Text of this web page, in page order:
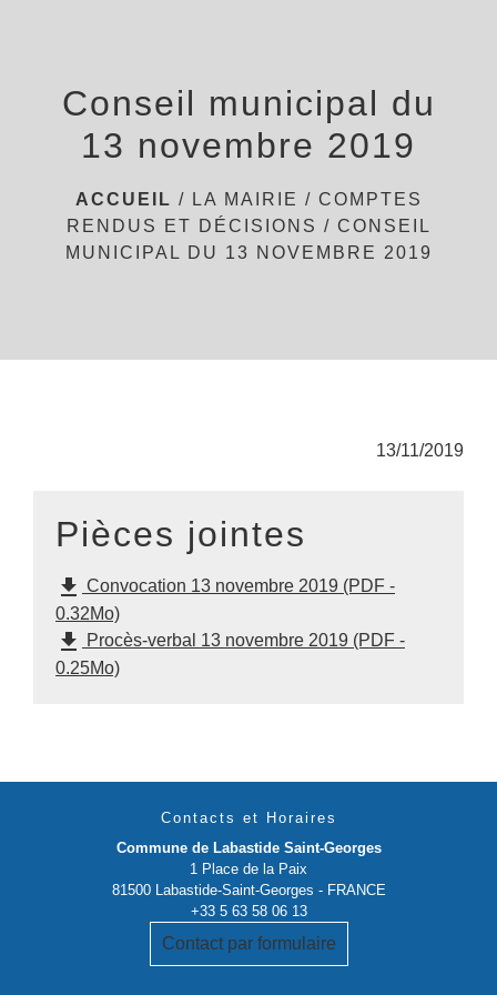
Conseil municipal du
13 novembre 2019
ACCUEIL / LA MAIRIE / COMPTES
RENDUS ET DÉCISIONS / CONSEIL
MUNICIPAL DU 13 NOVEMBRE 2019
13/11/2019
Pièces jointes
file_download Convocation 13 novembre 2019 (PDF -
0.32Mo)
file_download
Procès-verbal 13 novembre 2019 (PDF -
0.25Mo)
Contacts et Horaires
Commune de Labastide Saint-Georges
1 Place de la Paix
81500 Labastide-Saint-Georges - FRANCE
+33 5 63 58 06 13
Contact par formulaire